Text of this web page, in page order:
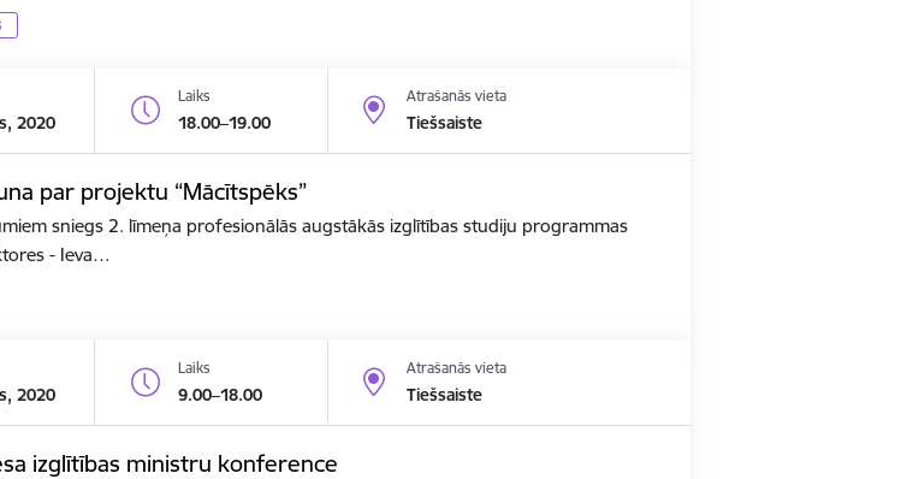
2020
Laiks
18.00–19.00
Atrašanās vieta
Tiešsaiste
par projektu “Mācītspēks”
sniegs 2. līmeņa profesionālās augstākās izglītības studiju programmas
- Ieva…
2020
Laiks
9.00–18.00
Atrašanās vieta
Tiešsaiste
izglītības ministru konference